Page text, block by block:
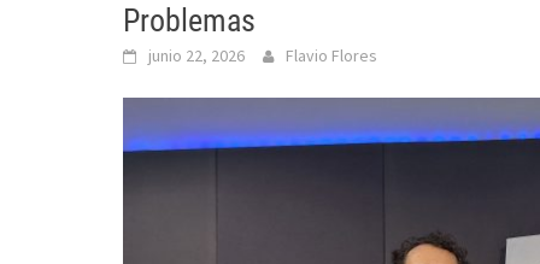
Problemas
junio 22, 2026 Flavio Flores